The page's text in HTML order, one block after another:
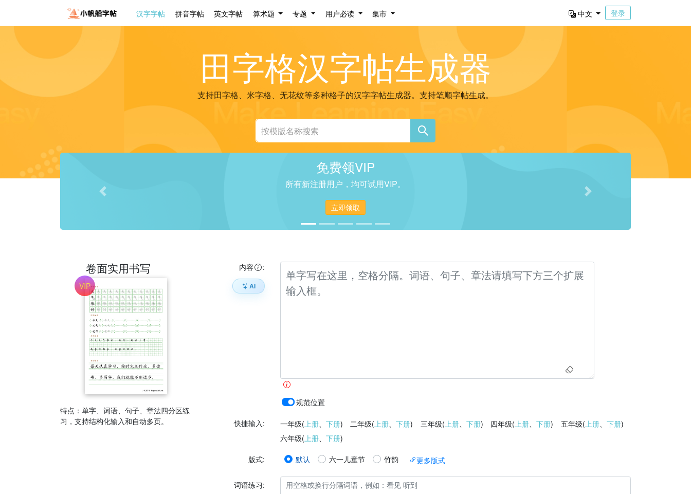
汉字字帖 拼音字帖 英文字帖 算术题 专题 用户必读 集市 中文 登录
田字格汉字帖生成器
支持田字格、米字格、无花纹等多种格子的汉字字帖生成器。支持笔顺字帖生成。
免费领VIP
所有新注册用户，均可试用VIP。
立即领取
Previous Next
卷面实用书写
特点：单字、词语、句子、章法四分区练
习，支持结构化输入和自动多页。
内容 :
AI
规范位置
快捷输入: 一年级(上册、 下册) 二年级(上册、 下册) 三年级(上册、 下册) 四年级(上册、 下册) 五年级(上册、 下册)
六年级(上册、 下册)
版式: 默认 六一儿童节 竹韵 更多版式
词语练习: